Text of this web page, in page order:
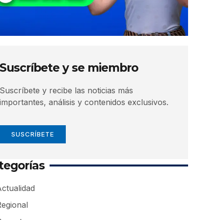
Suscríbete y se miembro
Suscríbete y recibe las noticias más
importantes, análisis y contenidos exclusivos.
SUSCRÍBETE